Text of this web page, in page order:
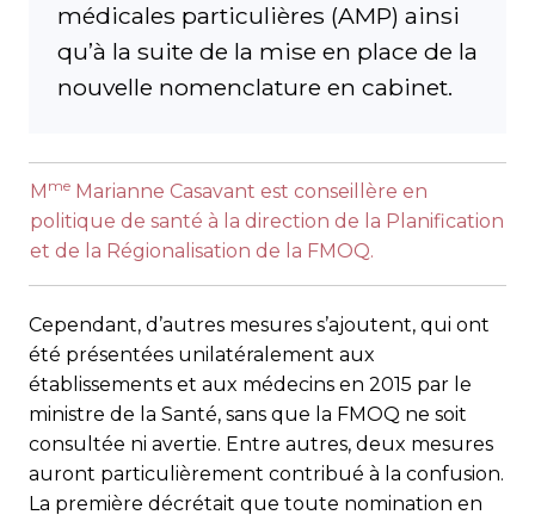
médicales particulières (AMP) ainsi
qu’à la suite de la mise en place de la
nouvelle nomenclature en cabinet.
M me Marianne Casavant est conseillère en
politique de santé à la direction de la Planification
et de la Régionalisation de la FMOQ.
Cependant, d’autres mesures s’ajoutent, qui ont
été présentées unilatéralement aux
établissements et aux médecins en 2015 par le
ministre de la Santé, sans que la FMOQ ne soit
consultée ni avertie. Entre autres, deux mesures
auront particulièrement contribué à la confusion.
La première décrétait que toute nomination en